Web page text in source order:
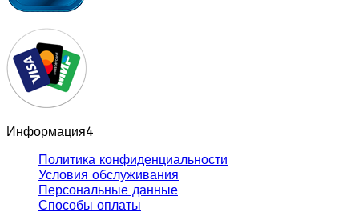
Информация4
Политика конфиденциальности
Условия обслуживания
Персональные данные
Способы оплаты